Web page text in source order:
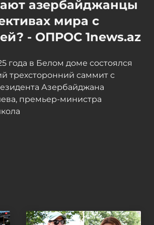
инвестиционного форума
Азербайджан назначил
Сегодня, 13:39
азербайджанцы
мира с
- ОПРОС 1news.az
года в Белом доме состоялся
трехсторонний саммит с
Азербайджана
премьер-министра